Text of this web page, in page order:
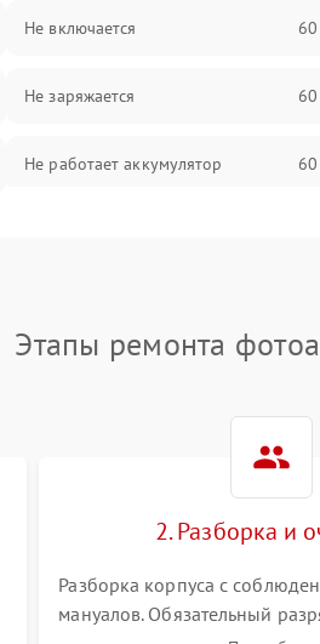
Не включается
Не заряжается
Не работает аккумулятор
Этапы ремонта
2. Разборка и
Разборка корпуса с
мануалов. Обязательный